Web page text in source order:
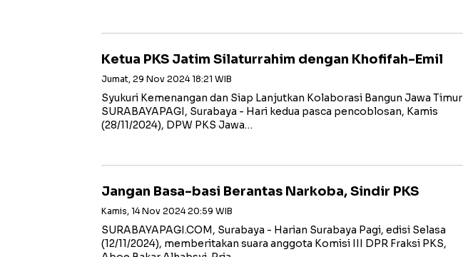
Ketua PKS Jatim Silaturrahim dengan Khofifah-Emil
Jumat, 29 Nov 2024 18:21 WIB
Syukuri Kemenangan dan Siap Lanjutkan Kolaborasi Bangun Jawa Timur
SURABAYAPAGI, Surabaya - Hari kedua pasca pencoblosan, Kamis
(28/11/2024), DPW PKS Jawa…
Jangan Basa-basi Berantas Narkoba, Sindir PKS
Kamis, 14 Nov 2024 20:59 WIB
SURABAYAPAGI.COM, Surabaya - Harian Surabaya Pagi, edisi Selasa
(12/11/2024), memberitakan suara anggota Komisi III DPR Fraksi PKS,